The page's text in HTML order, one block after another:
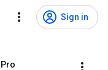
Sign in